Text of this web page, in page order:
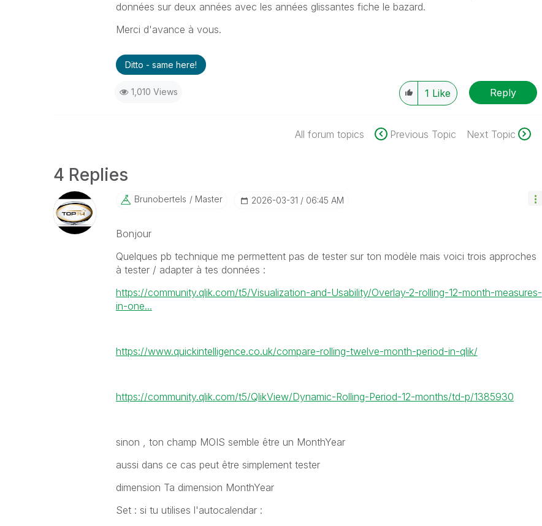
données sur deux années avec les années glissantes fiche le bazard.
Merci d'avance à vous.
Ditto - same here!
1,010 Views 1 Like Reply
All forum topics Previous Topic Next Topic
4 Replies
Brunobertels Master ‎2026-03-31 06:45 AM
Bonjour
Quelques pb technique me permettent pas de tester sur ton modèle mais voici trois approches
à tester / adapter à tes données :
https://community.qlik.com/t5/Visualization-and-Usability/Overlay-2-rolling-12-month-measures-
in-one...
https://www.quickintelligence.co.uk/compare-rolling-twelve-month-period-in-qlik/
https://community.qlik.com/t5/QlikView/Dynamic-Rolling-Period-12-months/td-p/1385930
sinon , ton champ MOIS semble être un MonthYear
aussi dans ce cas peut être simplement tester
dimension Ta dimension MonthYear
Set : si tu utilises l'autocalendar :